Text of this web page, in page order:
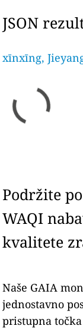
JSON
xīnxīng,
Podržite
WAQI
kvalitete
Naše GAIA
jednostavno
pristupna